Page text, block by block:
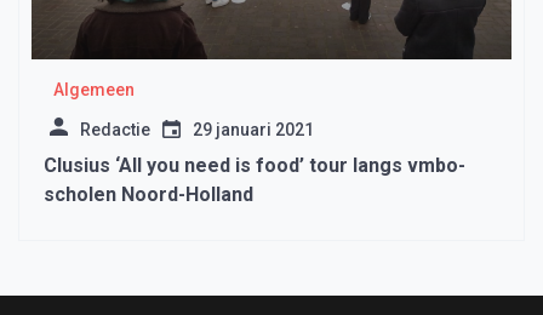
Algemeen
Redactie 29 januari 2021
Clusius ‘All you need is food’ tour langs vmbo-
scholen Noord-Holland